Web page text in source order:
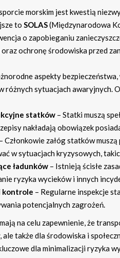
morskim jest kwestią
to SOLAS(Międzynarodowa
o zapobieganiu
ochronę środowiska przed
aspekty
różnych sytuacjach awaryjnych.
statków – Statki muszą
nakładają obowiązek
– Członkowie załóg statków
w sytuacjach kryzysowych,
ładunków – Istnieją ścisłe
ryzyka wycieków i innych
kontrole – Regularne inspekcje
potencjalnych zagrożeń.
na celu zapewnienie, że
także dla środowiska i
dla minimalizacji ryzyka